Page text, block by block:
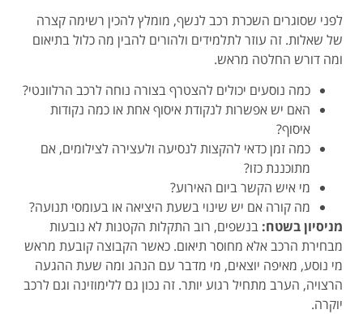
לפני שסוגרים השכרת רכב לנשף, מומלץ להכין רשימה קצרה
של שאלות. זה עוזר לתלמידים ולהורים להבין מה כלול בתיאום
ומה דורש החלטה מראש.
כמה נוסעים יכולים להצטרף בצורה נוחה לרכב הרלוונטי?
האם יש אפשרות לנקודת איסוף אחת או כמה נקודות
איסוף?
כמה זמן כדאי להקצות לנסיעה ולעצירה לצילומים, אם
מתוכננת כזו?
מי איש הקשר ביום האירוע?
מה קורה אם יש שינוי בשעת היציאה או בעומסי תנועה?
מניסיון בשטח: בנשפים, רוב התקלות הקטנות לא נובעות
מבחירת הרכב אלא מחוסר תיאום. כאשר הקבוצה קובעת מראש
מי נוסע, מאיפה יוצאים, מי מדבר עם הנהג ומה שעת ההגעה
הרצויה, הערב מתחיל רגוע יותר. זה נכון גם ללימוזינה וגם לרכב
יוקרה.